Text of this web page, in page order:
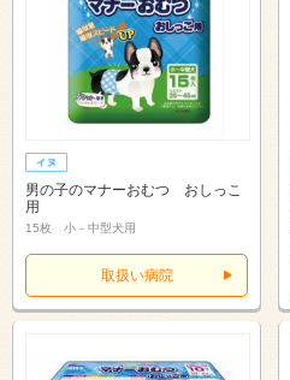
男の子のマナーおむつ おしっこ
用
15枚 小－中型犬用
取扱い病院